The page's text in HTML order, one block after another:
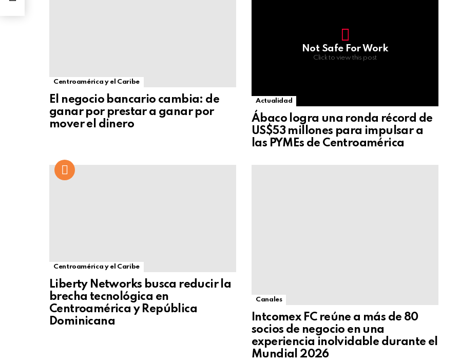
Centroamérica y el Caribe
El negocio bancario cambia: de
ganar por prestar a ganar por
mover el dinero
Not Safe For Work
Click to view this post
Actualidad
Ábaco logra una ronda récord de
US$53 millones para impulsar a
las PYMEs de Centroamérica
Centroamérica y el Caribe
Liberty Networks busca reducir la
brecha tecnológica en
Centroamérica y República
Dominicana
Canales
Intcomex FC reúne a más de 80
socios de negocio en una
experiencia inolvidable durante el
Mundial 2026